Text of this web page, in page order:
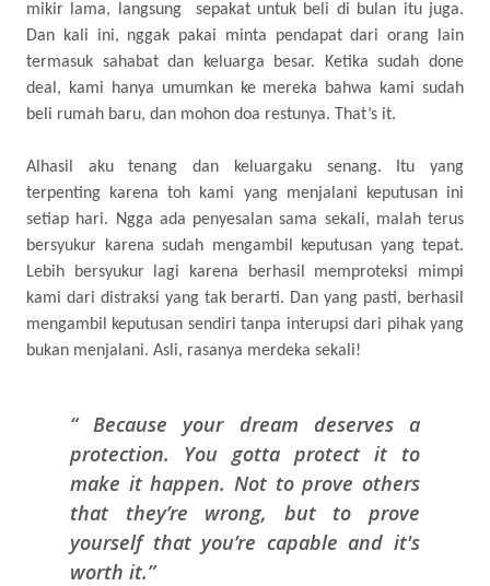
mikir lama, langsung
sepakat untuk beli di bulan itu juga.
Dan kali ini, nggak pakai minta pendapat dari orang lain
termasuk sahabat dan keluarga besar. Ketika sudah done
deal, kami hanya umumkan ke mereka bahwa kami sudah
beli rumah baru, dan mohon doa restunya. That’s it.
Alhasil aku tenang dan keluargaku senang. Itu yang
terpenting karena toh kami yang menjalani keputusan ini
setiap hari. Ngga ada penyesalan sama sekali, malah terus
bersyukur karena sudah mengambil keputusan yang tepat.
Lebih bersyukur lagi karena berhasil memproteksi mimpi
kami dari distraksi yang tak berarti. Dan yang pasti, berhasil
mengambil keputusan sendiri tanpa interupsi dari pihak yang
bukan menjalani. Asli, rasanya merdeka sekali!
Because your dream deserves a
protection. You gotta protect it to
make it happen. Not to prove others
that they’re wrong, but to prove
yourself that you’re capable and it's
worth it.